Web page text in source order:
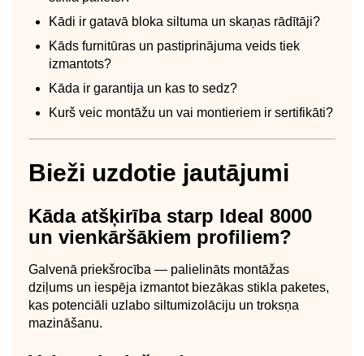
Kādi ir gatavā bloka siltuma un skaņas rādītāji?
Kāds furnitūras un pastiprinājuma veids tiek
izmantots?
Kāda ir garantija un kas to sedz?
Kurš veic montāžu un vai montieriem ir sertifikāti?
Bieži uzdotie jautājumi
Kāda atšķirība starp Ideal 8000
un vienkāršākiem profiliem?
Galvenā priekšrocība — palielināts montāžas
dziļums un iespēja izmantot biezākas stikla paketes,
kas potenciāli uzlabo siltumizolāciju un troksņa
mazināšanu.